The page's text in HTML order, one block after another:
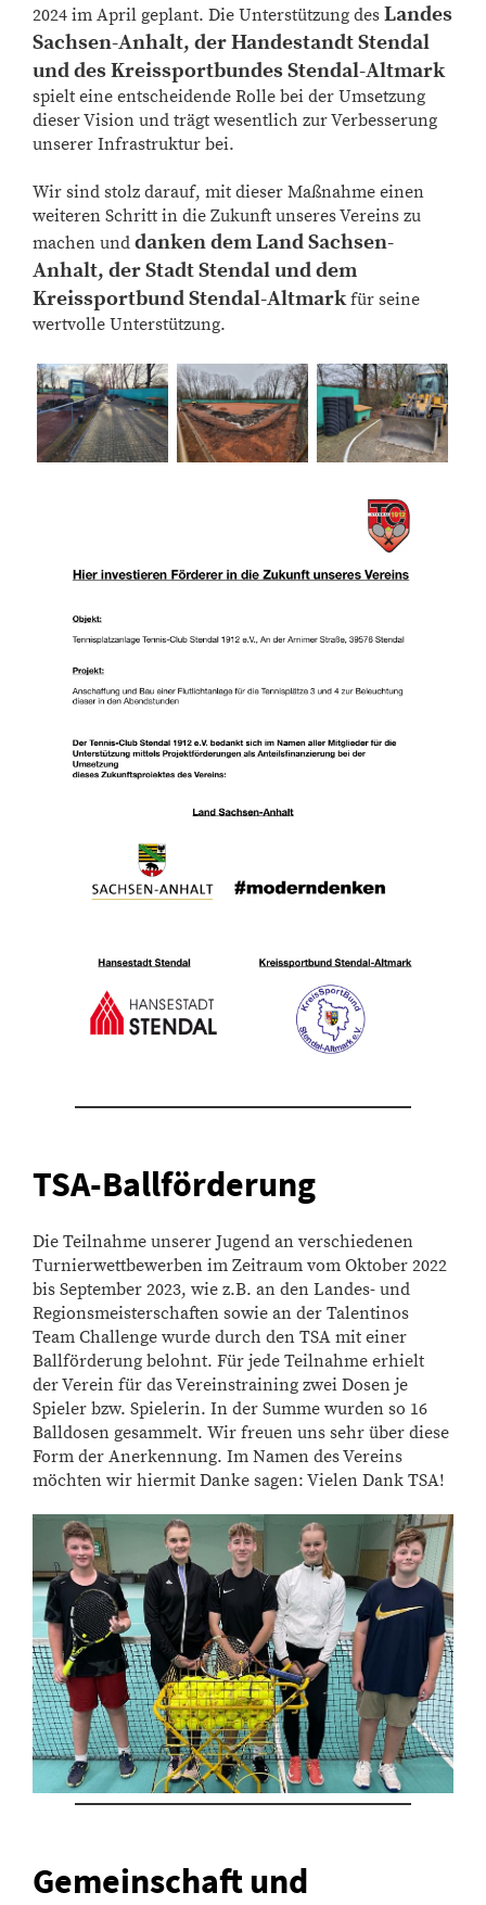
2024 im April geplant. Die Unterstützung des Landes
Sachsen-Anhalt, der Handestandt Stendal
und des Kreissportbundes Stendal-Altmark
spielt eine entscheidende Rolle bei der Umsetzung
dieser Vision und trägt wesentlich zur Verbesserung
unserer Infrastruktur bei.
Wir sind stolz darauf, mit dieser Maßnahme einen
weiteren Schritt in die Zukunft unseres Vereins zu
machen und danken dem Land Sachsen-
Anhalt, der Stadt Stendal und dem
KreissportbundStendal-Altmarkfür seine
wertvolle Unterstützung.
TSA-Ballförderung
Die Teilnahme unserer Jugend an verschiedenen
Turnierwettbewerben im Zeitraum vom Oktober 2022
bis September 2023, wie z.B. an den Landes- und
Regionsmeisterschaften sowie an der Talentinos
Team Challenge wurde durch den TSA mit einer
Ballförderung belohnt. Für jede Teilnahme erhielt
der Verein für das Vereinstraining zwei Dosen je
Spieler bzw. Spielerin. In der Summe wurden so 16
Balldosen gesammelt. Wir freuen uns sehr über diese
Form der Anerkennung. Im Namen des Vereins
möchten wir hiermit Danke sagen: Vielen Dank TSA!
Gemeinschaft und